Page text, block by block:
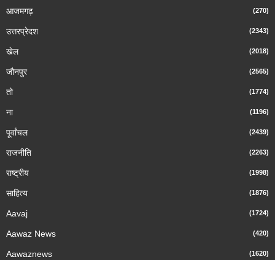
आजमगढ़ (270)
उत्तरप्रेदश (2343)
खेल (2018)
जौनपुर (2565)
तो (1774)
ना (1196)
पूर्वांचल (2439)
राजनीति (2263)
राष्ट्रीय (1998)
साहित्य (1876)
Aavaj (1724)
Aawaz News (420)
Aawaznews (1620)